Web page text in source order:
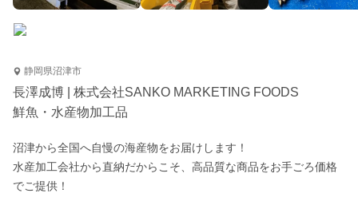
静岡県沼津市
長澤成博 | 株式会社SANKO MARKETING FOODS
鮮魚・水産物加工品
沼津から全国へ自慢の海産物をお届けします！
水産加工会社から直納だからこそ、高品質な商品をお手ごろ価格